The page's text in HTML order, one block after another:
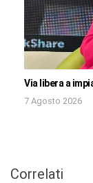
Via libera a
7 Agosto 2026
Correlati